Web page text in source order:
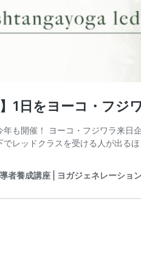
1日をヨーコ・フ
も開催！ ヨーコ・フジワラ来
でレッドクラスを受ける人が出る
者養成講座 | ヨガジェネレーシ